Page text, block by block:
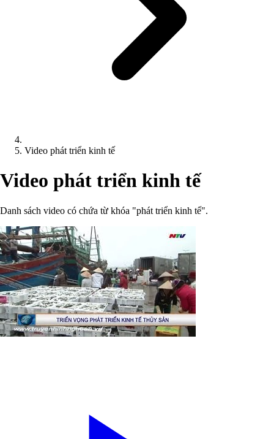
Video phát triển kinh tế
Video phát triển kinh tế
Danh sách video có chứa từ khóa "phát triển kinh tế".